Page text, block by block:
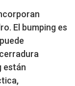
El bumping es
están